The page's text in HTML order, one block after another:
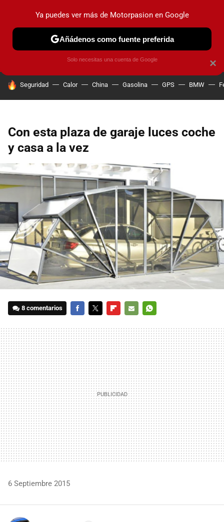
PRUEBAS COCHES ELÉCTRICOS OBSERVATORIO
HOY SE HABLA DE
Seguridad Calor China Gasolina GPS BMW
Con esta plaza de garaje luces coche
y casa a la vez
8 comentarios
MAIL
6 Septiembre 2015
×
Ya puedes ver más de Motorpasion en Google
Añádenos como fuente preferida
Solo necesitas una cuenta de Google